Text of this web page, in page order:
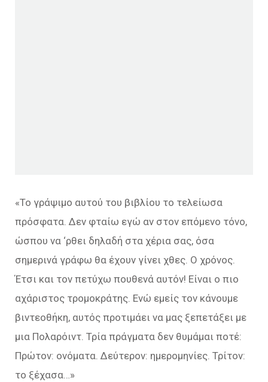
«Το γράψιμο αυτού του βιβλίου το τελείωσα
πρόσφατα. Δεν φταίω εγώ αν στον επόμενο τόνο,
ώσπου να ‘ρθει δηλαδή στα χέρια σας, όσα
σημερινά γράφω θα έχουν γίνει χθες. Ο χρόνος.
Έτσι και τον πετύχω πουθενά αυτόν! Είναι ο πιο
αχάριστος τρομοκράτης. Ενώ εμείς τον κάνουμε
βιντεοθήκη, αυτός προτιμάει να μας ξεπετάξει με
μια Πολαρόιντ. Τρία πράγματα δεν θυμάμαι ποτέ:
Πρώτον: ονόματα. Δεύτερον: ημερομηνίες. Τρίτον:
το ξέχασα…»